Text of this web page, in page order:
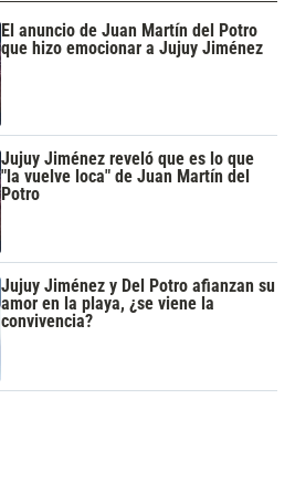
El anuncio de Juan Martín del Potro
que hizo emocionar a Jujuy Jiménez
Jujuy Jiménez reveló que es lo que
"la vuelve loca" de Juan Martín del
Potro
Jujuy Jiménez y Del Potro afianzan su
amor en la playa, ¿se viene la
convivencia?